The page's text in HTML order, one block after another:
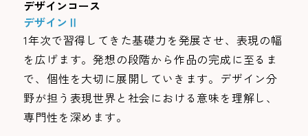
デザインコース
デザインⅡ
1年次で習得してきた基礎力を発展させ、表現の幅
を広げます。発想の段階から作品の完成に至るま
で、個性を大切に展開していきます。デザイン分
野が担う表現世界と社会における意味を理解し、
専門性を深めます。